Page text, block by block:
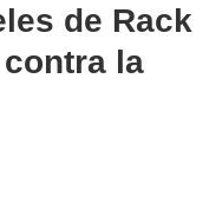
de Rack
la